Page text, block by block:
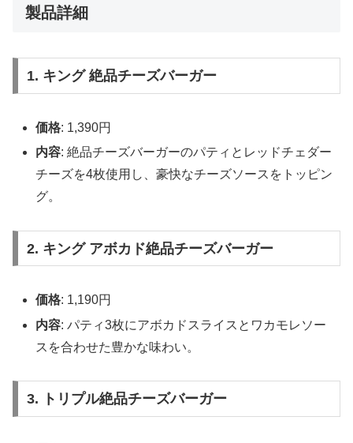
製品詳細
1. キング 絶品チーズバーガー
価格: 1,390円
内容: 絶品チーズバーガーのパティとレッドチェダー
チーズを4枚使用し、豪快なチーズソースをトッピン
グ。
2. キング アボカド絶品チーズバーガー
価格: 1,190円
内容: パティ3枚にアボカドスライスとワカモレソー
スを合わせた豊かな味わい。
3. トリプル絶品チーズバーガー